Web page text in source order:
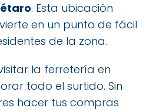
. Esta ubicación
en un punto de fácil
de la zona.
la ferretería en
todo el surtido. Sin
hacer tus compras